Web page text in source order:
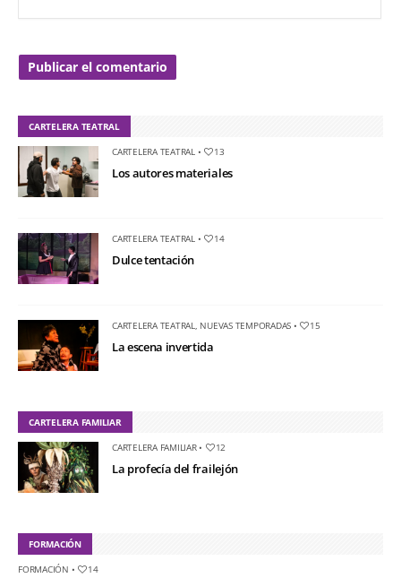
CARTELERA TEATRAL
CARTELERA TEATRAL• 13
Los autores materiales
CARTELERA TEATRAL• 14
Dulce tentación
CARTELERA TEATRAL, NUEVAS TEMPORADAS • 15
La escena invertida
CARTELERA FAMILIAR
CARTELERA FAMILIAR• 12
La profecía del frailejón
FORMACIÓN
FORMACIÓN • 14